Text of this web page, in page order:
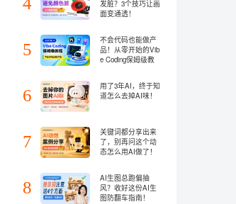
发脏？3个技巧让画
面变通透！
5
不会代码也能做产
品！从零开始的Vib
e Coding保姆级教
6
用了3年AI，终于知
道怎么去掉AI味！
7
关键词都分享出来
了，别再问这个动
态怎么用AI做了！
8
AI生图总跑偏抽
风？收好这份AI生
图防翻车指南！